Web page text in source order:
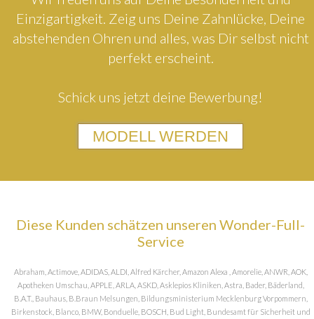
Einzigartigkeit. Zeig uns Deine Zahnlücke, Deine
abstehenden Ohren und alles, was Dir selbst nicht
perfekt erscheint.
Schick uns jetzt deine Bewerbung!
MODELL WERDEN
Diese Kunden schätzen unseren Wonder-Full-
Service
Abraham, Actimove, ADIDAS, ALDI, Alfred Kärcher, Amazon Alexa , Amorelie, ANWR, AOK,
Apotheken Umschau, APPLE, ARLA, ASKD, Asklepios Kliniken, Astra, Bader, Bäderland,
B.A.T., Bauhaus, B.Braun Melsungen, Bildungsministerium Mecklenburg Vorpommern,
Birkenstock, Blanco, BMW, Bonduelle, BOSCH, Bud Light, Bundesamt für Sicherheit und